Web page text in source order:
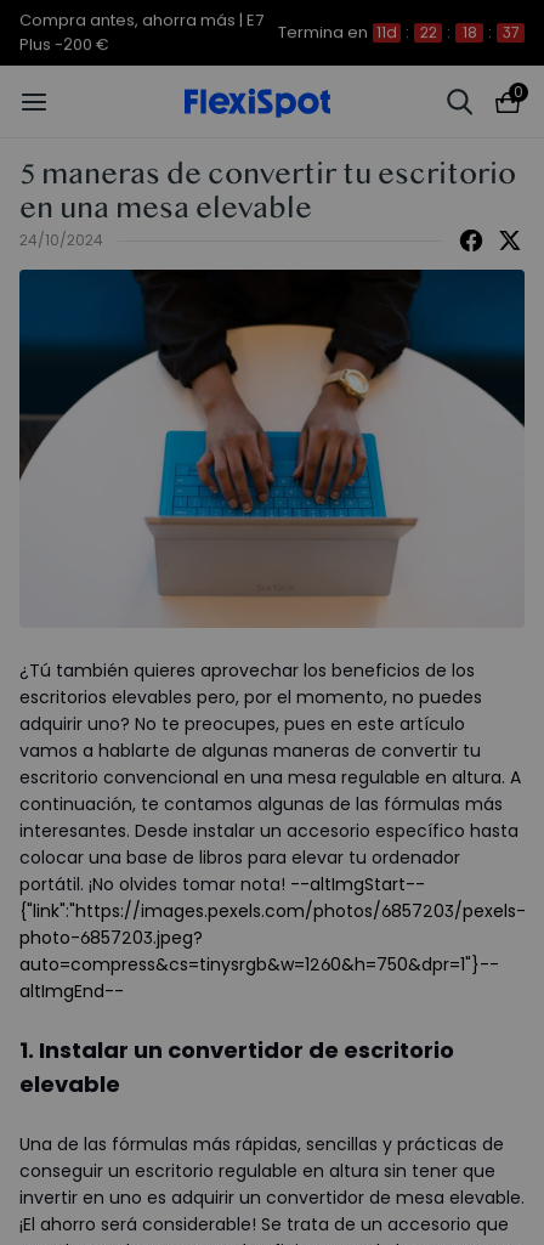
Compra antes, ahorra más | E7
Plus -200 €
Termina en 11d : 22 : 18 : 36
0
5 maneras de convertir tu escritorio
en una mesa elevable
24/10/2024
¿Tú también quieres aprovechar los beneficios de los
escritorios elevables pero, por el momento, no puedes
adquirir uno? No te preocupes, pues en este artículo
vamos a hablarte de algunas maneras de convertir tu
escritorio convencional en una mesa regulable en altura. A
continuación, te contamos algunas de las fórmulas más
interesantes. Desde instalar un accesorio específico hasta
colocar una base de libros para elevar tu ordenador
portátil. ¡No olvides tomar nota! --altImgStart--
{"link":"https://images.pexels.com/photos/6857203/pexels-
photo-6857203.jpeg?
auto=compress&cs=tinysrgb&w=1260&h=750&dpr=1"}--
altImgEnd--
1. Instalar un convertidor de escritorio
elevable
Una de las fórmulas más rápidas, sencillas y prácticas de
conseguir un escritorio regulable en altura sin tener que
invertir en uno es adquirir un convertidor de mesa elevable.
¡El ahorro será considerable! Se trata de un accesorio que